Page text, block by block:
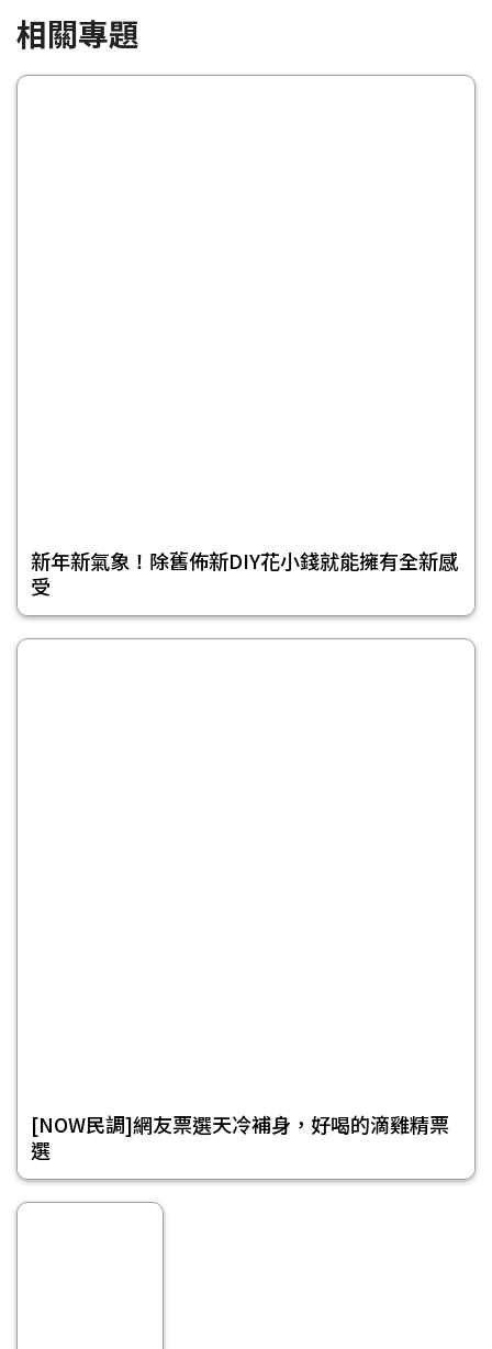
相關專題
新年新氣象！除舊佈新DIY花小錢就能擁有全新感
受
[NOW民調]網友票選天冷補身，好喝的滴雞精票
選